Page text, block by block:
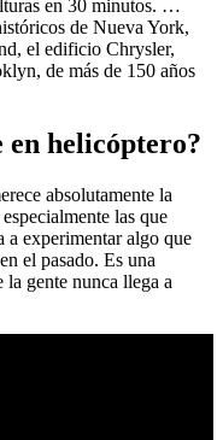
en 30 minutos. …
de Nueva York,
el edificio Chrysler,
de más de 150 años
en helicóptero?
absolutamente la
las que
a experimentar algo que
el pasado. Es una
gente nunca llega a